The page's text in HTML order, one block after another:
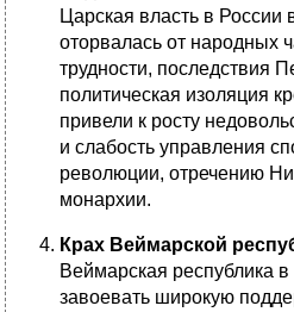
Царская власть в России
оторвалась от народных
трудности, последствия
политическая изоляция
привели к росту
и слабость управления
революции, отречению
монархии.
Крах Веймарской
Веймарская республика
завоевать широкую